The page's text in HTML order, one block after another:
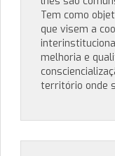
Tem como
que visem a
melhoria e
território onde